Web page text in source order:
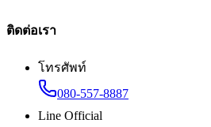
ติดต่อเรา
โทรศัพท์
080-557-8887
Line Official